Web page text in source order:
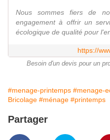
Nous sommes fiers de
engagement à offrir un
écologique de qualité pour
https://
Besoin d'un devis pour un
#menage-printemps #menage-
Bricolage #ménage #printemps
Partager